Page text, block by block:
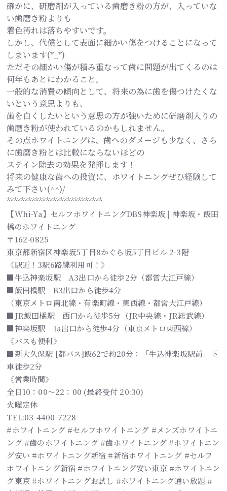
確かに、研磨剤が入っている歯磨き粉の方が、入っていな
い歯磨き粉よりも
着色汚れは落ちやすいです。
しかし、代償として表面に細かい傷をつけることになって
しまいます(*_*)
ただその細かい傷が積み重なって歯に問題が出てくるのは
何年もあとにわかること。
一般的な消費の傾向として、将来の為に歯を傷つけたくな
いという意思よりも、
歯を白くしたいという意思の方が強いために研磨剤入りの
歯磨き粉が使われているのかもしれません。
その点ホワイトニングは、歯へのダメージも少なく、さら
に歯磨き粉とは比較にならないほどの
ステイン除去の効果を発揮します！
将来の健康な歯への投資に、ホワイトニングぜひ経験して
みて下さい(^^)/
***************************
【Whi-Ya】セルフホワイトニングDBS神楽坂 | 神楽坂・飯田
橋のホワイトニング
〒162-0825
東京都新宿区神楽坂5丁目8かぐら坂5丁目ビル 2-3階
《駅近！3駅6路線利用可！》
■牛込神楽坂駅 A3出口から徒歩2分（都営大江戸線）
■飯田橋駅 B3出口から徒歩4分
（東京メトロ南北線・有楽町線・東西線・都営大江戸線）
■JR飯田橋駅 西口から徒歩5分（JR中央線・JR総武線）
■神楽坂駅 1a出口から徒歩4分（東京メトロ東西線）
《バスも便利》
■新大久保駅 [都バス]飯62で約20分：「牛込神楽坂駅前」下
車徒歩2分
《営業時間》
全日10：00～22：00 (最終受付 20:30)
火曜定休
TEL:03-4400-7228
#ホワイトニング #セルフホワイトニング #メンズホワイトニ
ング #歯のホワイトニング #歯ホワイトニング #ホワイトニン
グ安い #ホワイトニング新宿 #新宿ホワイトニング #セルフ
ホワイトニング新宿 #ホワイトニング安い東京 #ホワイトニン
グ東京 #ホワイトニングお試し #ホワイトニング通い放題 #